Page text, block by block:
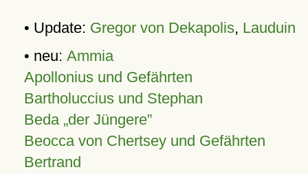
• Update: Gregor von Dekapolis, Lauduin
• neu: Ammia
Apollonius und Gefährten
Bartholuccius und Stephan
Beda „der Jüngere”
Beocca von Chertsey und Gefährten
Bertrand